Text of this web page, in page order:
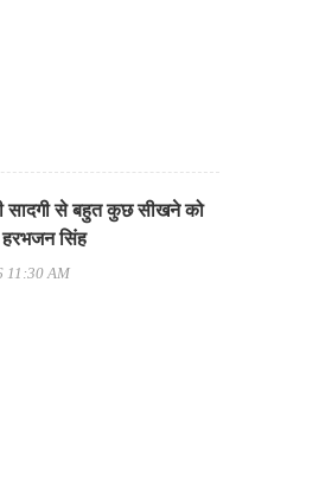
सादगी से बहुत कुछ सीखने को
सिंह
11:30 AM